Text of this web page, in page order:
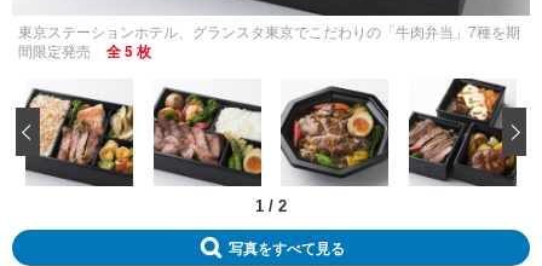
東京ステーションホテル、グランスタ東京でこだわりの「牛肉弁当」7種を期
間限定発売
全 5 枚
1 / 2
‹
写真をすべて見る